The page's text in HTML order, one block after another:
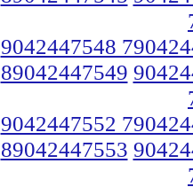
9042447548
89042447549
9042447552
89042447553